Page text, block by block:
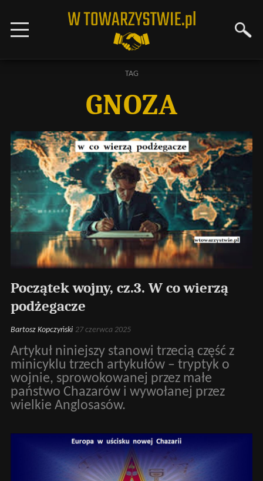
TAG
GNOZA
Początek wojny, cz.3. W co wierzą
podżegacze
Bartosz Kopczyński 27 czerwca 2025
Artykuł niniejszy stanowi trzecią część z
minicyklu trzech artykułów – tryptyk o
wojnie, sprowokowanej przez małe
państwo Chazarów i wywołanej przez
wielkie Anglosasów.